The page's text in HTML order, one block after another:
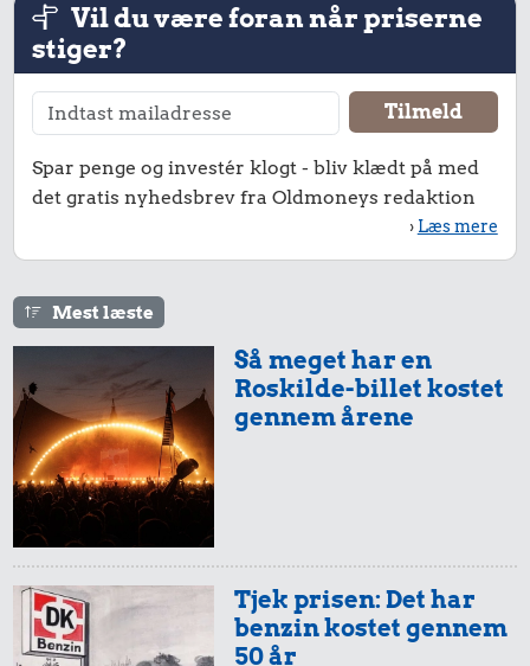
Vil du være foran når priserne
stiger?
Spar penge og investér klogt - bliv klædt på med
det gratis nyhedsbrev fra Oldmoneys redaktion
› Læs mere
Mest læste
Så meget har en
Roskilde-billet kostet
gennem årene
Tjek prisen: Det har
benzin kostet gennem
50 år